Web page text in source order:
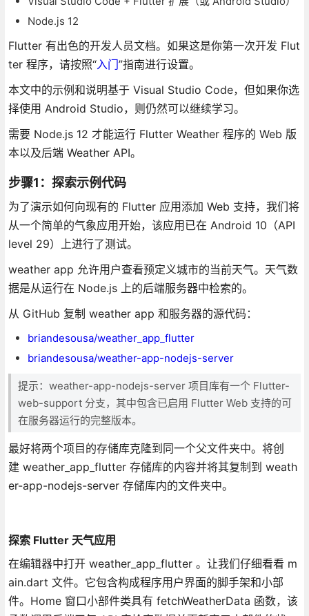
Node.js 12
Flutter 有出色的开发人员文档。如果这是你第一次开发 Flut
ter 程序，请按照“入门”指南进行设置。
本文中的示例和说明基于 Visual Studio Code，但如果你选
择使用 Android Studio，则仍然可以继续学习。
需要 Node.js 12 才能运行 Flutter Weather 程序的 Web 版
本以及后端 Weather API。
步骤1：探索示例代码
为了演示如何向现有的 Flutter 应用添加 Web 支持，我们将
从一个简单的气象应用开始，该应用已在 Android 10（API
level 29）上进行了测试。
weather app 允许用户查看预定义城市的当前天气。天气数
据是从运行在 Node.js 上的后端服务器中检索的。
从 GitHub 复制 weather app 和服务器的源代码：
briandesousa/weather_app_flutter
briandesousa/weather-app-nodejs-server
提示：weather-app-nodejs-server 项目库有一个 Flutter-
web-support 分支，其中包含已启用 Flutter Web 支持的可
在服务器运行的完整版本。
最好将两个项目的存储库克隆到同一个父文件夹中。将创
建 weather_app_flutter 存储库的内容并将其复制到 weath
er-app-nodejs-server 存储库内的文件夹中。
探索 Flutter 天气应用
在编辑器中打开 weather_app_flutter 。让我们仔细看看 m
ain.dart 文件。它包含构成程序用户界面的脚手架和小部
件。Home 窗口小部件类具有 fetchWeatherData 函数，该